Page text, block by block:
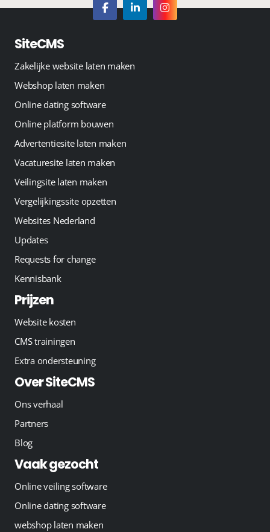
SiteCMS
Zakelijke website laten maken
Webshop laten maken
Online dating software
Online platform bouwen
Advertentiesite laten maken
Vacaturesite laten maken
Veilingsite laten maken
Vergelijkingssite opzetten
Websites Nederland
Updates
Requests for change
Kennisbank
Prijzen
Website kosten
CMS trainingen
Extra ondersteuning
Over SiteCMS
Ons verhaal
Partners
Blog
Vaak gezocht
Online veiling software
Online dating software
webshop laten maken